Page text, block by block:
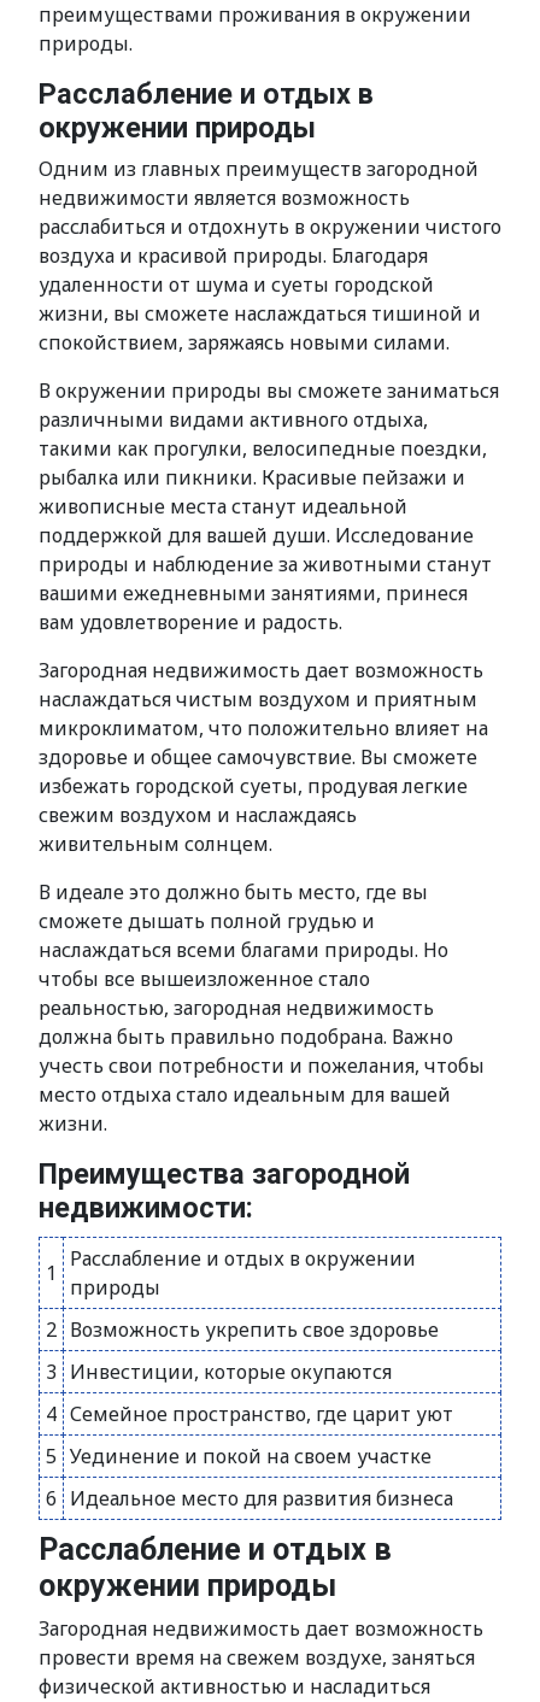
преимуществами проживания в окружении
природы.
Расслабление и отдых в
окружении природы
Одним из главных преимуществ загородной
недвижимости является возможность
расслабиться и отдохнуть в окружении чистого
воздуха и красивой природы. Благодаря
удаленности от шума и суеты городской
жизни, вы сможете наслаждаться тишиной и
спокойствием, заряжаясь новыми силами.
В окружении природы вы сможете заниматься
различными видами активного отдыха,
такими как прогулки, велосипедные поездки,
рыбалка или пикники. Красивые пейзажи и
живописные места станут идеальной
поддержкой для вашей души. Исследование
природы и наблюдение за животными станут
вашими ежедневными занятиями, принеся
вам удовлетворение и радость.
Загородная недвижимость дает возможность
наслаждаться чистым воздухом и приятным
микроклиматом, что положительно влияет на
здоровье и общее самочувствие. Вы сможете
избежать городской суеты, продувая легкие
свежим воздухом и наслаждаясь
живительным солнцем.
В идеале это должно быть место, где вы
сможете дышать полной грудью и
наслаждаться всеми благами природы. Но
чтобы все вышеизложенное стало
реальностью, загородная недвижимость
должна быть правильно подобрана. Важно
учесть свои потребности и пожелания, чтобы
место отдыха стало идеальным для вашей
жизни.
Преимущества загородной
недвижимости:
1
Расслабление и отдых в окружении
природы
2 Возможность укрепить свое здоровье
3 Инвестиции, которые окупаются
4 Семейное пространство, где царит уют
5 Уединение и покой на своем участке
6 Идеальное место для развития бизнеса
Расслабление и отдых в
окружении природы
Загородная недвижимость дает возможность
провести время на свежем воздухе, заняться
физической активностью и насладиться